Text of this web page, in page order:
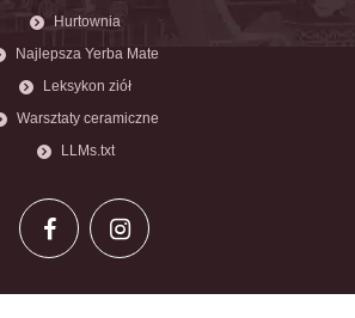
Hurtownia
Najlepsza Yerba Mate
Leksykon ziół
Warsztaty ceramiczne
LLMs.txt